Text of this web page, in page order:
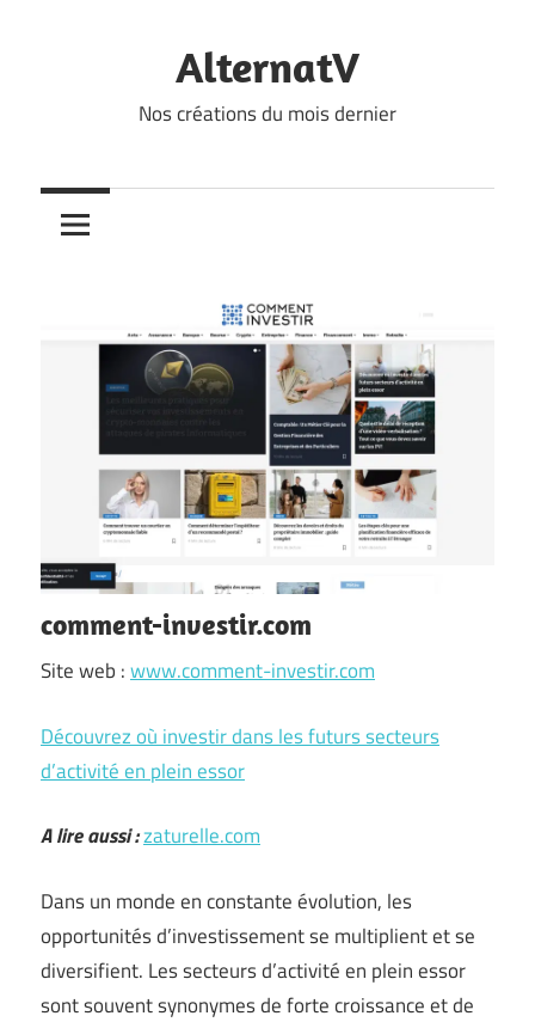
AlternatV
Nos créations du mois dernier
comment-investir.com
Site web :www.comment-investir.com
Découvrez où investir dans les futurs secteurs
d’activité en plein essor
A lire aussi :zaturelle.com
Dans un monde en constante évolution, les
opportunités d’investissement se multiplient et se
diversifient. Les secteurs d’activité en plein essor
sont souvent synonymes de forte croissance et de